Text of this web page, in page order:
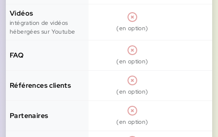
Vidéos
intégration de vidéos
hébergées sur Youtube
(en option)
FAQ
(en option)
Références clients
(en option)
Partenaires
(en option)